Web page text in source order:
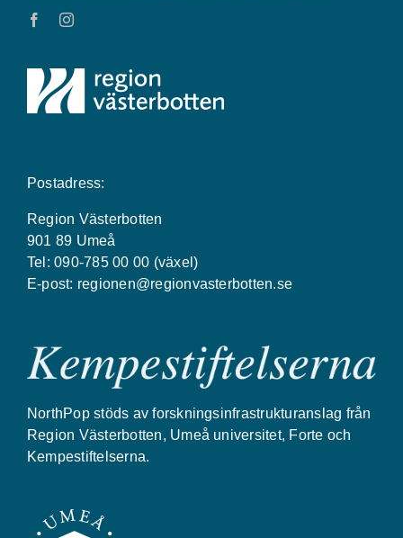
Postadress:
Region Västerbotten
901 89 Umeå
Tel: 090-785 00 00 (växel)
E-post: regionen@regionvasterbotten.se
NorthPop stöds av forskningsinfrastrukturanslag från
Region Västerbotten, Umeå universitet, Forte och
Kempestiftelserna.